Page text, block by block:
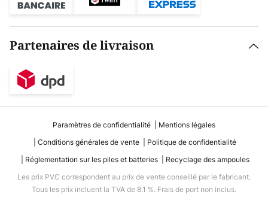
Partenaires de livraison
Paramètres de confidentialité
Mentions légales
Conditions générales de vente
Politique de confidentialité
Réglementation sur les piles et batteries
Recyclage des ampoules
Les prix PVC correspondent au prix de vente conseillé par le fabricant.
Tous les prix incluent la TVA de 8.1 %. Frais de port non inclus.